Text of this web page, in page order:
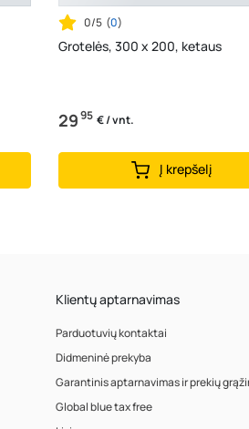
0/5 (0)
Grotelės, 300 x 200, ketaus
2995 € / vnt.
Į krepšelį
Klientų aptarnavimas
Parduotuvių kontaktai
Didmeninė prekyba
Garantinis aptarnavimas ir prekių
Global blue tax free